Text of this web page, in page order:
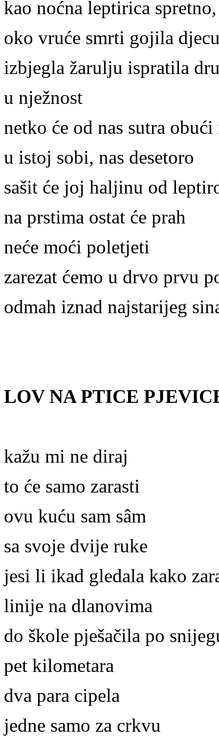
kao noćna leptirica
oko vruće smrti gojila
izbjegla žarulju ispratila
u nježnost
netko će od nas sutra
u istoj sobi, nas desetoro
sašit će joj haljinu od
na prstima ostat će prah
neće moći poletjeti
zarezat ćemo u drvo prvu
odmah iznad najstarijeg
LOV NA PTICE
kažu mi ne diraj
to će samo zarasti
ovu kuću sam sâm
sa svoje dvije ruke
jesi li ikad gledala kako
linije na dlanovima
do škole pješačila po
pet kilometara
dva para cipela
jedne samo za crkvu